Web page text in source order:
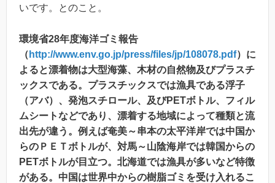
いです。とのこと。
環境省28年度海洋ゴミ報告
（ http://www.env.go.jp/press/files/jp/108078.pdf）に
よると漂着物は大型海藻、木材の自然物及びプラスチ
ックスである。プラスチックスでは漁具である浮子
（アバ）、発泡スチロール、及びPETボトル、フィル
ムシートなどであり、漂着する地域によって種類と流
出先が違う。例えば奄美～串本の太平洋岸では中国か
らのＰＥＴボトルが、対馬～山陰海岸では韓国からの
PETボトルが目立つ。北海道では漁具が多いなど特徴
がある。中国は世界中からの樹脂ゴミを受け入れるこ